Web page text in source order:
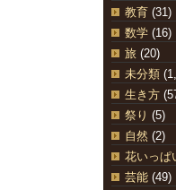
教育 (31)
数学 (16)
旅 (20)
未分類
生き方
祭り (5)
自然 (2)
花いっぱ
芸能 (49)